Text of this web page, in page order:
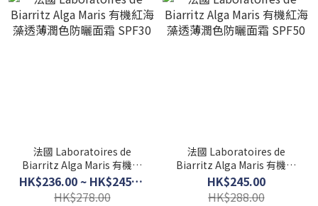
法國 Laboratoires de
Biarritz Alga Maris 有機紅
海藻透薄潤色防曬面霜
SPF30
HK$236.00 ~ HK$245.00
HK$278.00
法國 Laboratoires de
Biarritz Alga Maris 有機紅
海藻透薄潤色防曬面霜
SPF50
HK$245.00
HK$288.00